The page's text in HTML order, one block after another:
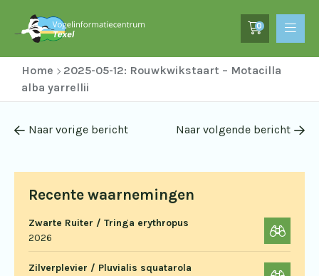
0
Home
2025-05-12: Rouwkwikstaart – Motacilla
alba yarrellii
Recente waarnemingen
Zwarte Ruiter / Tringa erythropus
2026
Zilverplevier / Pluvialis squatarola
Naar vorige bericht Naar volgende bericht